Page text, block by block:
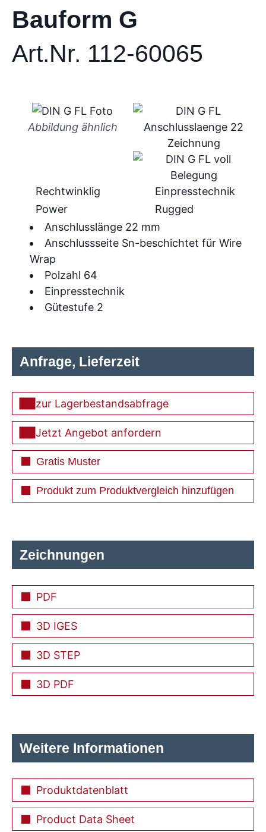
Bauform G
Art.Nr. 112-60065
Abbildung ähnlich
Anschlusslänge 22 mm
Anschlussseite Sn-beschichtet für Wire
Wrap
Polzahl 64
Einpresstechnik
Gütestufe 2
Rechtwinklig
Einpresstechnik
Power
Rugged
Zeichnungen
PDF
3D IGES
3D STEP
3D PDF
Weitere Informationen
Produktdatenblatt
Product Data Sheet
Anfrage, Lieferzeit
zur Lagerbestandsabfrage
Jetzt Angebot anfordern
Gratis Muster
Produkt zum Produktvergleich hinzufügen